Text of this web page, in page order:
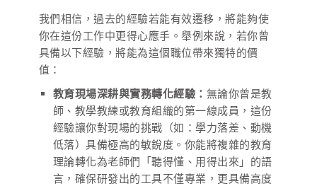
我們相信，過去的經驗若能有效遷移，將能夠使
你在這份工作中更得心應手。舉例來說，若你曾
具備以下經驗，將能為這個職位帶來獨特的價
值：
教育現場深耕與實務轉化經驗： 無論你曾是教
師、教學教練或教育組織的第一線成員，這份
經驗讓你對現場的挑戰（如：學力落差、動機
低落）具備極高的敏銳度。你能將複雜的教育
理論轉化為老師們「聽得懂、用得出來」的語
言，確保研發出的工具不僅專業，更具備高度